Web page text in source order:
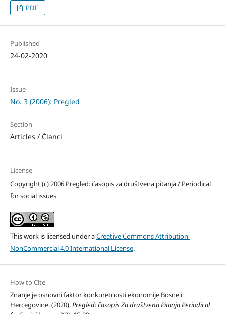
PDF
Published
24-02-2020
Issue
No. 3 (2006): Pregled
Section
Articles / Članci
License
Copyright (c) 2006 Pregled: časopis za društvena pitanja / Periodical
for social issues
This work is licensed under aCreative Commons Attribution-
NonCommercial 4.0 International License.
How to Cite
Znanje je osnovni faktor konkuretnosti ekonomije Bosne i
Hercegovine. (2020).Pregled: časopis Za društvena Pitanja Periodical